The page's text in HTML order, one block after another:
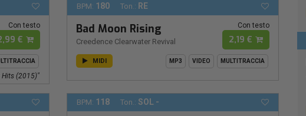
Con testo
€
Hits (2015)"
BPM: 180 Ton.: RE
Bad Moon Rising
Creedence Clearwater Revival
Con testo
2,19 €
MIDI MP3 VIDEO MULTITRACCIA
BPM: 118 Ton.: SOL -